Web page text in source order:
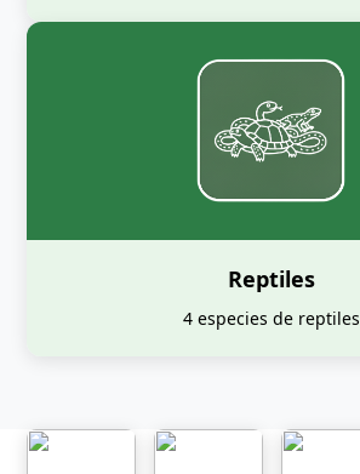
Reptiles
4 especies de reptiles